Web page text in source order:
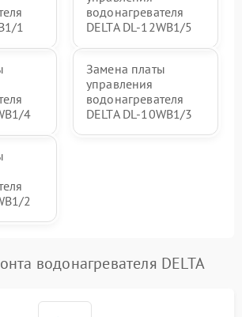
1
водонагревателя
DELTA DL-12WB1/5
4
Замена платы
управления
водонагревателя
DELTA DL-10WB1/3
2
водонагревателя DELTA